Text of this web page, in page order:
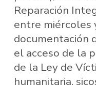
Reparación
entre miércoles
documentación
el acceso de la
de la Ley de
humanitaria,